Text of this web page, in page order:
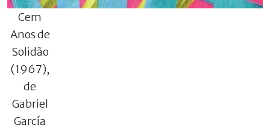
Cem
Anos de
Solidão
(1967),
de
Gabriel
García